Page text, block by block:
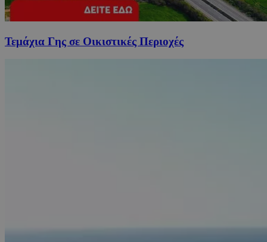
Τεμάχια Γης σε Οικιστικές Περιοχές